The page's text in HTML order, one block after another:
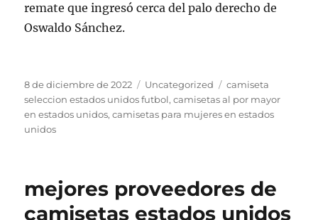
remate que ingresó cerca del palo derecho de
Oswaldo Sánchez.
Publicado
el
8 de diciembre de 2022 Categorías
Uncategorized Etiquetas
camiseta
seleccion estados unidos futbol,camisetas al por mayor
en estados unidos,camisetas para mujeres en estados
unidos
mejores proveedores de
camisetas estados unidos